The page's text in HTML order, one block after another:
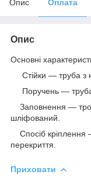
Опис Оплата
Опис
Основні
Стійки — труба з
Поручень — труба
Заповнення — трос
шліфований.
Спосіб кріплення
перекриття.
Приховати